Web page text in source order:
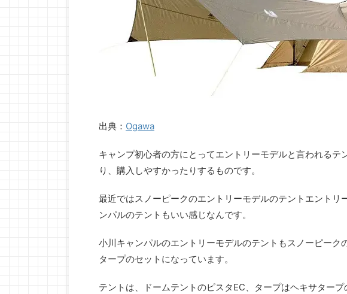
出典： Ogawa
キャンプ初心者の方にとってエントリーモデルと言われるテ
り、購入しやすかったりするものです。
最近ではスノーピークのエントリーモデルのテントエントリ
ンパルのテントもいい感じなんです。
小川キャンパルのエントリーモデルのテントもスノーピーク
タープのセットになっています。
テントは、ドームテントのピスタEC、タープはヘキサター